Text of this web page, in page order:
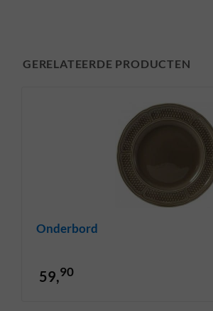
GERELATEERDE PRODUCTEN
Onderbord
59,90